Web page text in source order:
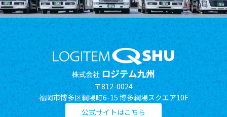
〒812-0024
福岡市博多区綱場町6-15 博多綱場スクエア10F
公式サイトはこちら